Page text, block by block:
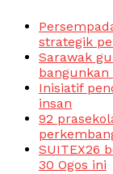
strategik
Sarawak
bangunkan
Inisiatif
insan
92
SUITEX26
30 Ogos ini